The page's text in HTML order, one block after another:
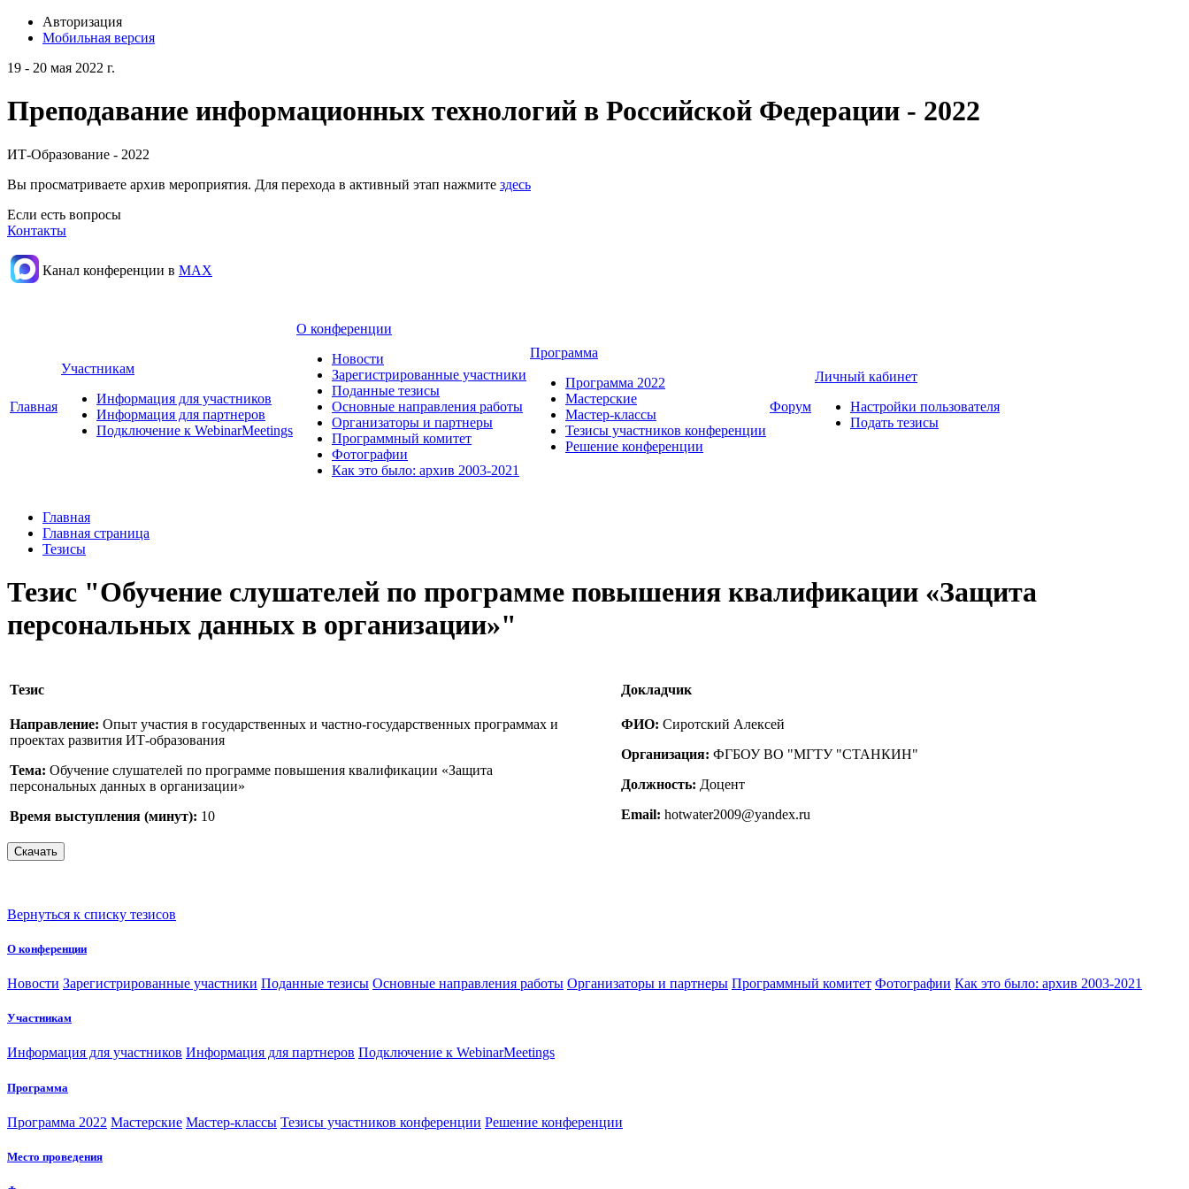
Авторизация
Мобильная версия
19 - 20 мая 2022 г.
Преподавание информационных технологий в Российской Федерации - 2022
ИТ-Образование - 2022
Вы просматриваете архив мероприятия. Для перехода в активный этап нажмите здесь
Если есть вопросы
Контакты
Канал конференции в МАХ
Главная
Участникам
Информация для участников
Информация для партнеров
Подключение к WebinarMeetings
О конференции
Новости
Зарегистрированные участники
Поданные тезисы
Основные направления работы
Организаторы и партнеры
Программный комитет
Фотографии
Как это было: архив 2003-2021
Программа
Программа 2022
Мастерские
Мастер-классы
Тезисы участников конференции
Решение конференции
Форум
Личный кабинет
Настройки пользователя
Подать тезисы
Главная
Главная страница
Тезисы
Тезис "Обучение слушателей по программе повышения квалификации «Защита
персональных данных в организации»"
Тезис
Направление: Опыт участия в государственных и частно-государственных программах и
проектах развития ИТ-образования
Тема: Обучение слушателей по программе повышения квалификации «Защита
персональных данных в организации»
Время выступления (минут): 10
Докладчик
ФИО: Сиротский Алексей
Организация: ФГБОУ ВО "МГТУ "СТАНКИН"
Должность: Доцент
Email: hotwater2009@yandex.ru
Вернуться к списку тезисов
О конференции
Новости Зарегистрированные участники Поданные тезисы Основные направления работы Организаторы и партнеры Программный комитет Фотографии Как это было: архив 2003-2021
Участникам
Информация для участников Информация для партнеров Подключение к WebinarMeetings
Программа
Программа 2022 Мастерские Мастер-классы Тезисы участников конференции Решение конференции
Место проведения